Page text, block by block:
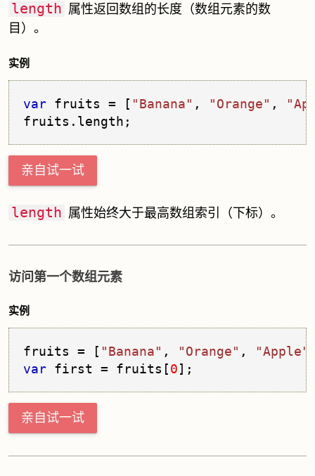
length 属性返回数组的长度（数组元素的数
目）。
实例
var fruits = [ "Banana" , "Orange" ,
fruits. length ;
亲自试一试
length 属性始终大于最高数组索引（下标）。
访问第一个数组元素
实例
fruits = [ "Banana" , "Orange" , "Apple"
var first = fruits[0
亲自试一试